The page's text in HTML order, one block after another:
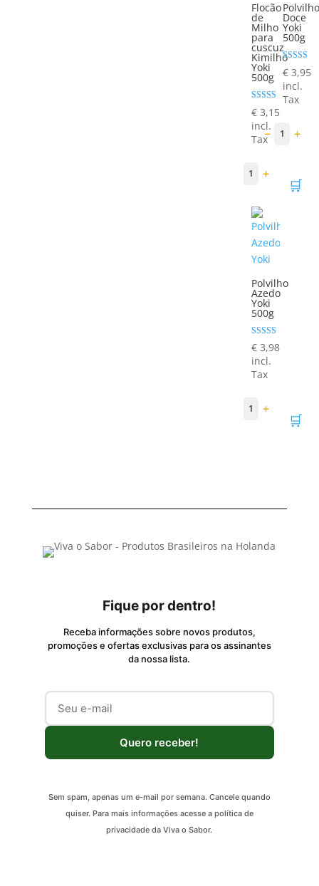
Flocão
de
Milho
para
cuscuz
Kimilho
Yoki
500g
Avaliação
5.00
de 5
€3,15
incl.
Tax
1 +
🛒
Polvilho
Doce
Yoki
500g
Avaliação
5.00
de 5
€3,95
incl.
Tax
− 1 +
Polvilho
Azedo
Yoki
500g
Avaliação
5.00
de 5
€3,98
incl.
Tax
1 +
🛒
Fique por dentro!
Receba informações sobre novos produtos,
promoções e ofertas exclusivas para os assinantes
da nossa lista.
Quero receber!
Sem spam, apenas um e-mail por semana. Cancele quando
quiser. Para mais informações acesse a política de
privacidade da Viva o Sabor.